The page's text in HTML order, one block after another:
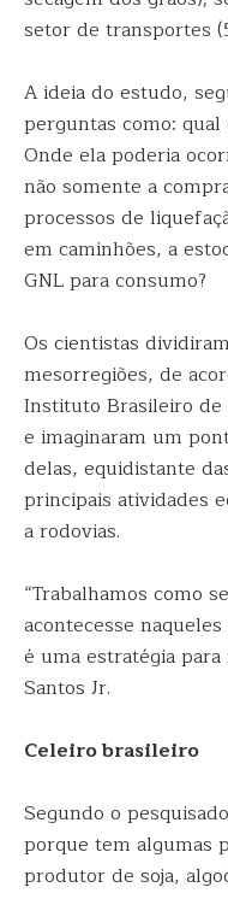
setor de transportes
A ideia do estudo,
perguntas como:
Onde ela poderia
não somente a
processos de
em caminhões, a
GNL para consumo?
Os cientistas
mesorregiões, de
Instituto Brasileiro de
e imaginaram um
delas, equidistante
principais atividades
a rodovias.
“Trabalhamos como
acontecesse
é uma estratégia
Santos Jr.
Celeiro brasileiro
Segundo o
porque tem algumas
produtor de soja,